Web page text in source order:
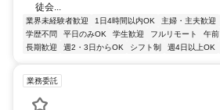
徒会...
業界未経験者歓迎 1日4時間以内OK 主婦・主夫歓迎
学歴不問
平日のみOK 学生歓迎 フルリモート 午前
長期歓迎
週2・3日からOK シフト制 週4日以上OK
業務委託